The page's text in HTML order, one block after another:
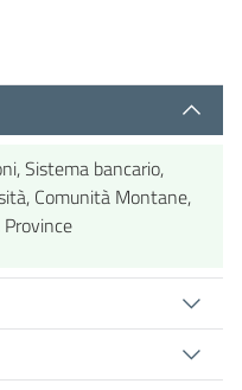
Sistema bancario,
Comunità Montane,
Province